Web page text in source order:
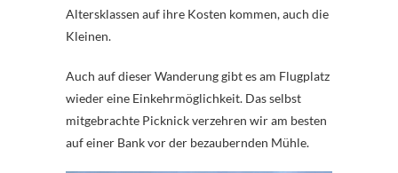
Altersklassen auf ihre Kosten kommen, auch die
Kleinen.
Auch auf dieser Wanderung gibt es am Flugplatz
wieder eine Einkehrmöglichkeit. Das selbst
mitgebrachte Picknick verzehren wir am besten
auf einer Bank vor der bezaubernden Mühle.